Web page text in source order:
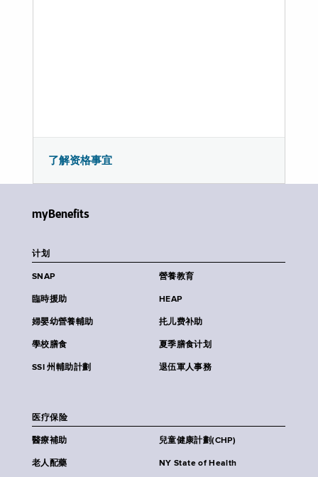
了解资格事宜
myBenefits
计划
SNAP 營養教育
臨時援助 HEAP
婦嬰幼營養輔助 扥儿费补助
學校膳食 夏季膳食计划
SSI 州輔助計劃 退伍軍人事務
医疗保险
醫療補助 兒童健康計劃(CHP)
老人配藥 NY State of Health